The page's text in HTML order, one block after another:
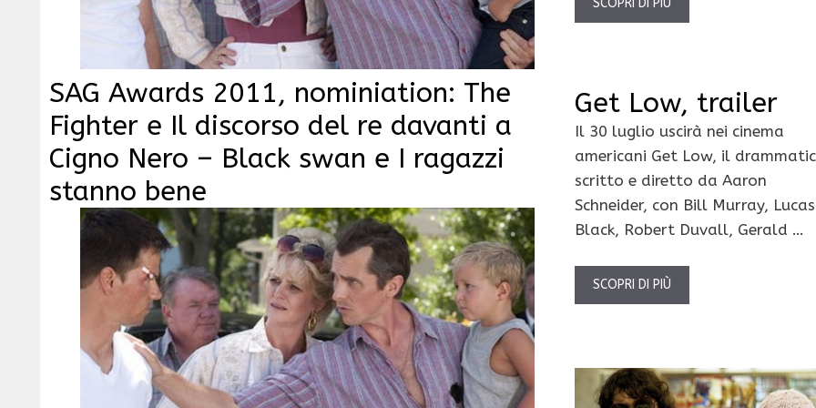
SAG Awards 2011, nominiation: The
Fighter e Il discorso del re davanti a
Cigno Nero – Black swan e I ragazzi
stanno bene
SCOPRI DI PIÙ
Get Low, trailer
Il 30 luglio uscirà nei cinema
americani Get Low, il
scritto e diretto da Aaron
Schneider, con Bill Murray, Lucas
Black, Robert Duvall, Gerald …
SCOPRI DI PIÙ